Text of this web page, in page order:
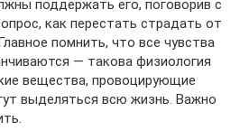
поддержать его, поговорив с
как перестать страдать от
помнить, что все чувства
— такова физиология
вещества, провоцирующие
выделяться всю жизнь. Важно